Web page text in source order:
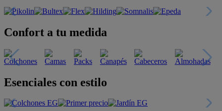
Confort a tu medida
Esenciales con estilo